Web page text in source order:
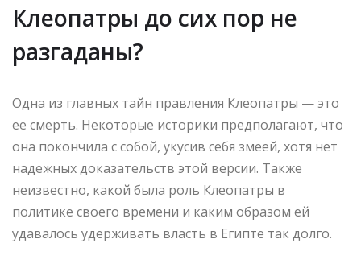
Клеопатры до сих пор не
разгаданы?
Одна из главных тайн правления Клеопатры — это
ее смерть. Некоторые историки предполагают, что
она покончила с собой, укусив себя змеей, хотя нет
надежных доказательств этой версии. Также
неизвестно, какой была роль Клеопатры в
политике своего времени и каким образом ей
удавалось удерживать власть в Египте так долго.